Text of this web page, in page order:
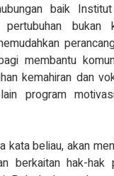
baik
bukan
membantu
kemahiran dan
program
kata beliau, akan
berkaitan hak-hak